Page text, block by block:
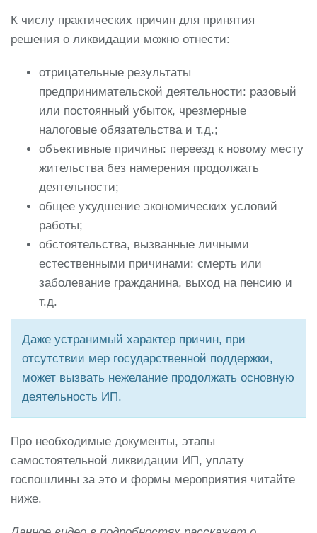
К числу практических причин для принятия
решения о ликвидации можно отнести:
отрицательные результаты
предпринимательской деятельности: разовый
или постоянный убыток, чрезмерные
налоговые обязательства и т.д.;
объективные причины: переезд к новому месту
жительства без намерения продолжать
деятельности;
общее ухудшение экономических условий
работы;
обстоятельства, вызванные личными
естественными причинами: смерть или
заболевание гражданина, выход на пенсию и
т.д.
Даже устранимый характер причин, при
отсутствии мер государственной поддержки,
может вызвать нежелание продолжать основную
деятельность ИП.
Про необходимые документы, этапы
самостоятельной ликвидации ИП, уплату
госпошлины за это и формы мероприятия читайте
ниже.